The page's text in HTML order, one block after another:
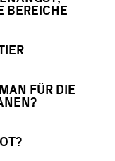
BEREICHE
FÜR DIE